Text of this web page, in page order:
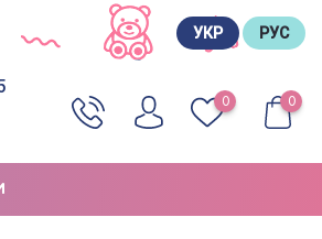
УКР РУС
0 0